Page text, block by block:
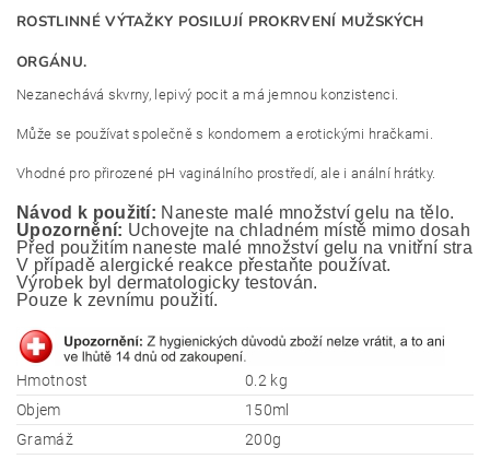
ROSTLINNÉ VÝTAŽKY POSILUJÍ PROKRVENÍ MUŽSKÝCH
ORGÁNU.
Nezanechává skvrny, lepivý pocit a má jemnou konzistenci.
Může se používat společně s kondomem a erotickými hračkami.
Vhodné pro přirozené pH vaginálního prostředí, ale i anální hrátky.
Návod k použití: Naneste malé množství gelu na tělo.
Upozornění: Uchovejte na chladném místě mimo dosah
Před použitím naneste malé množství gelu na vnitřní
V případě alergické reakce přestaňte používat.
Výrobek byl dermatologicky testován.
Pouze k zevnímu použití.
Hmotnost
0.2 kg
Objem
150ml
Gramáž
200g